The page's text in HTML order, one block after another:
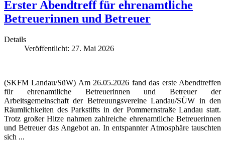
Erster Abendtreff für ehrenamtliche
Betreuerinnen und Betreuer
Details
Veröffentlicht: 27. Mai 2026
(SKFM Landau/SüW) Am 26.05.2026 fand das erste Abendtreffen
für ehrenamtliche Betreuerinnen und Betreuer der
Arbeitsgemeinschaft der Betreuungsvereine Landau/SÜW in den
Räumlichkeiten des Parkstifts in der Pommernstraße Landau statt.
Trotz großer Hitze nahmen zahlreiche ehrenamtliche Betreuerinnen
und Betreuer das Angebot an. In entspannter Atmosphäre tauschten
sich ...